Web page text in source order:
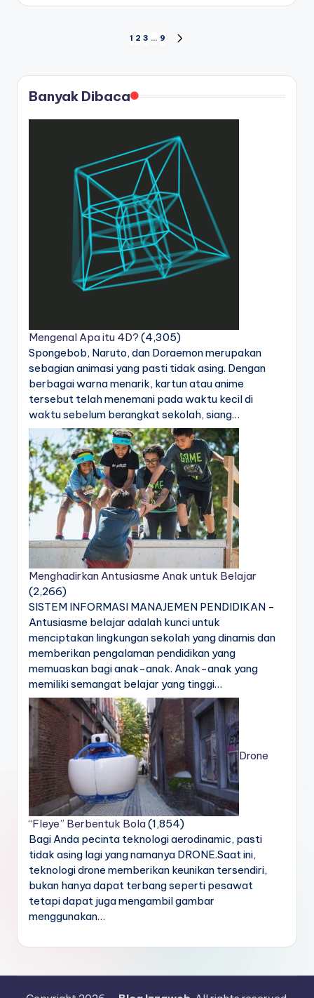
pos
1 2 3 … 9
Banyak Dibaca
Mengenal Apa itu 4D? (4,305)
Spongebob, Naruto, dan Doraemon merupakan
sebagian animasi yang pasti tidak asing. Dengan
berbagai warna menarik, kartun atau anime
tersebut telah menemani pada waktu kecil di
waktu sebelum berangkat sekolah, siang…
Menghadirkan Antusiasme Anak untuk Belajar
(2,266)
SISTEM INFORMASI MANAJEMEN PENDIDIKAN -
Antusiasme belajar adalah kunci untuk
menciptakan lingkungan sekolah yang dinamis dan
memberikan pengalaman pendidikan yang
memuaskan bagi anak-anak. Anak-anak yang
memiliki semangat belajar yang tinggi…
Drone
“Fleye” Berbentuk Bola(1,854)
Bagi Anda pecinta teknologi aerodinamic, pasti
tidak asing lagi yang namanya DRONE.Saat ini,
teknologi drone memberikan keunikan tersendiri,
bukan hanya dapat terbang seperti pesawat
tetapi dapat juga mengambil gambar
menggunakan…